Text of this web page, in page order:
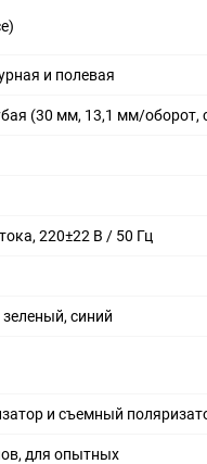
и полевая
(30 мм, 13,1 мм/
220±22 В / 50 Гц
синий
и съемный
для опытных